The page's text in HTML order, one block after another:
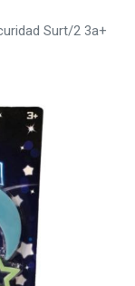
Surt/2 3a+